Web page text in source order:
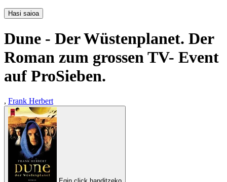
Hasi saioa
Dune - Der Wüstenplanet. Der
Roman zum grossen TV- Event
auf ProSieben.
, Frank Herbert